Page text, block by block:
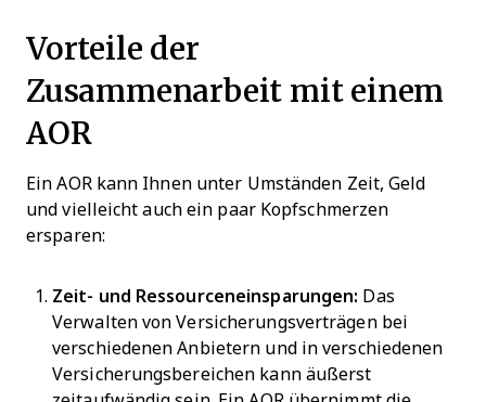
Vorteile der
Zusammenarbeit mit einem
AOR
Ein AOR kann Ihnen unter Umständen Zeit, Geld
und vielleicht auch ein paar Kopfschmerzen
ersparen:
Zeit- und Ressourceneinsparungen: Das
Verwalten von Versicherungsverträgen bei
verschiedenen Anbietern und in verschiedenen
Versicherungsbereichen kann äußerst